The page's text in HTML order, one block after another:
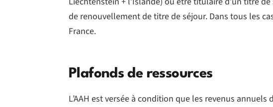
de renouvellement de titre de séjour. Dans tous les
France.
Plafonds de ressources
L’AAH est versée à condition que les revenus